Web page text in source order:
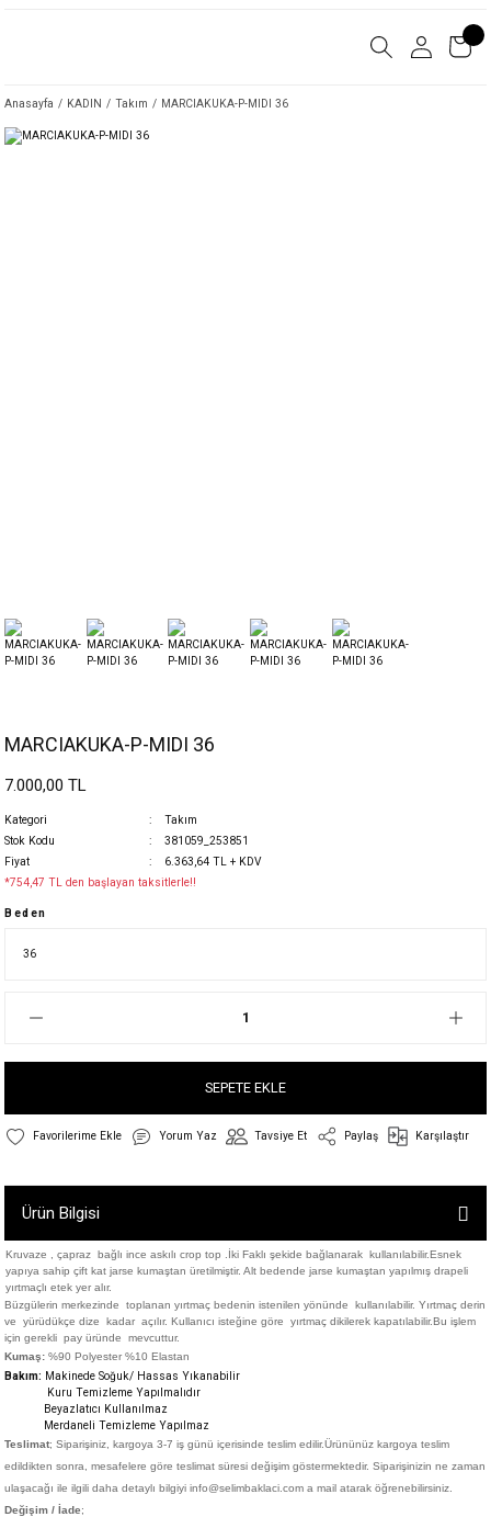
Anasayfa KADIN Takım MARCIAKUKA-P-MIDI 36
MARCIAKUKA-P-MIDI 36
7.000,00 TL
Kategori
Takım
Stok Kodu
381059_253851
Fiyat
6.363,64 TL + KDV
*754,47 TL den başlayan taksitlerle!!
Beden
SEPETE EKLE
Yorum Yaz Tavsiye Et Paylaş Karşılaştır
Ürün Bilgisi
Kruvaze , çapraz bağlı ince askılı crop top .İki Faklı şekide bağlanarak kullanılabilir.Esnek
yapıya sahip çift kat jarse kumaştan üretilmiştir. Alt bedende jarse kumaştan yapılmış drapeli
yırtmaçlı etek yer alır.
Büzgülerin merkezinde toplanan yırtmaç bedenin istenilen yönünde kullanılabilir. Yırtmaç derin
ve yürüdükçe dize kadar açılır. Kullanıcı isteğine göre yırtmaç dikilerek kapatılabilir.Bu işlem
için gerekli pay üründe mevcuttur.
Kumaş: %90 Polyester %10 Elastan
Bakım: Makinede Soğuk/ Hassas Yıkanabilir
Kuru Temizleme Yapılmalıdır
Beyazlatıcı Kullanılmaz
Merdaneli Temizleme Yapılmaz
Teslimat; Siparişiniz, kargoya 3-7 iş günü içerisinde teslim edilir.Ürününüz kargoya teslim
edildikten sonra, mesafelere göre teslimat süresi değişim göstermektedir. Siparişinizin ne zaman
ulaşacağı ile ilgili daha detaylı bilgiyi info@selimbaklaci.com a mail atarak öğrenebilirsiniz.
Değişim / İade;